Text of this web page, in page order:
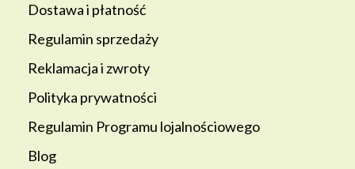
Dostawa i płatność
Regulamin sprzedaży
Reklamacja i zwroty
Polityka prywatności
Regulamin Programu lojalnościowego
Blog